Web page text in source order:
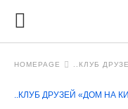
HOMEPAGE ..КЛУБ
..КЛУБ ДРУЗЕЙ «ДОМ НА